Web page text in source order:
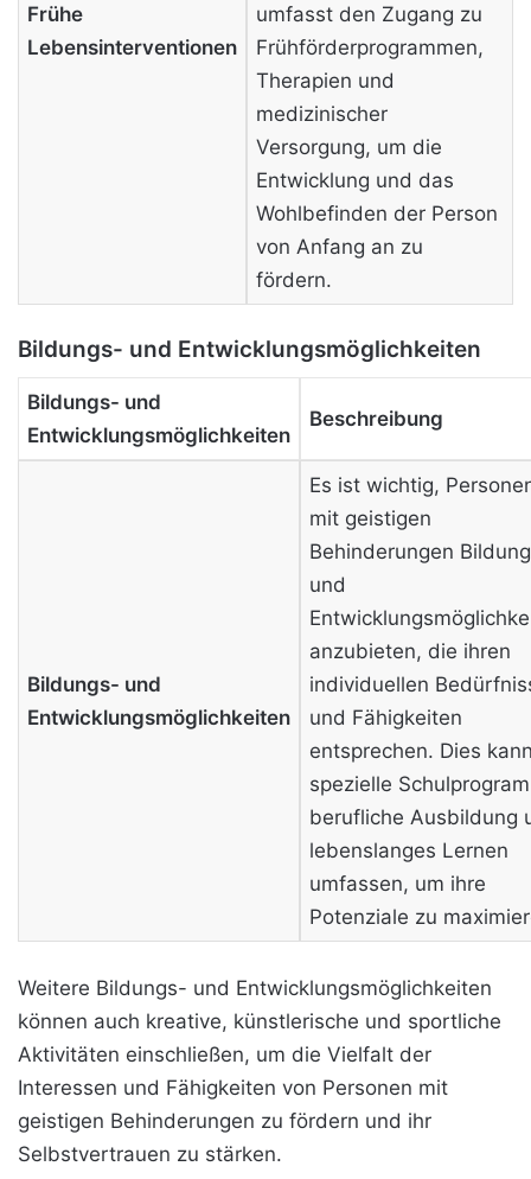
Frühe
Lebensinterventionen
umfasst den Zugang zu
Frühförderprogrammen,
Therapien und
medizinischer
Versorgung, um die
Entwicklung und das
Wohlbefinden der Person
von Anfang an zu
fördern.
Bildungs- und Entwicklungsmöglichkeiten
Bildungs- und
Entwicklungsmöglichkeiten
Beschreibung
Bildungs- und
Entwicklungsmöglichkeiten
Es ist wichtig,
mit geistigen
Behinderungen
und
anzubieten, die ihren
individuellen
und Fähigkeiten
entsprechen. Dies
spezielle
berufliche Ausbildung
lebenslanges Lernen
umfassen, um ihre
Potenziale zu
Weitere Bildungs- und Entwicklungsmöglichkeiten
können auch kreative, künstlerische und sportliche
Aktivitäten einschließen, um die Vielfalt der
Interessen und Fähigkeiten von Personen mit
geistigen Behinderungen zu fördern und ihr
Selbstvertrauen zu stärken.